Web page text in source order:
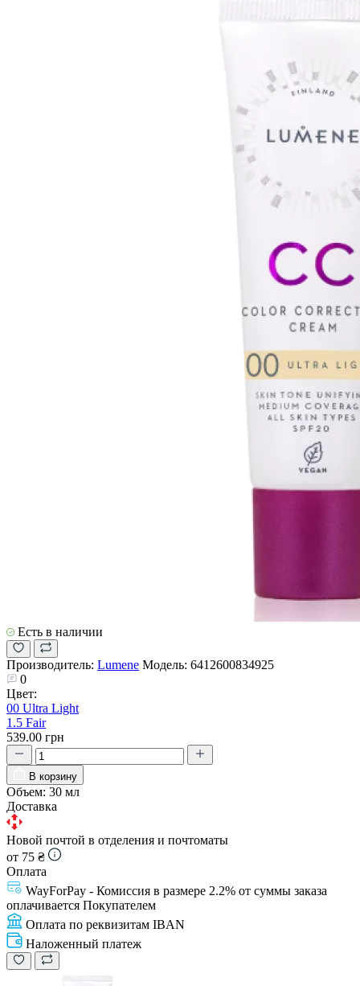
Есть в наличии
Производитель: Lumene Модель: 6412600834925
0
Цвет:
00 Ultra Light
1.5 Fair
539.00 грн
В корзину
Объем: 30 мл
Доставка
Новой почтой в отделения и почтоматы
от 75 ₴
Оплата
WayForPay - Комиссия в размере 2.2% от суммы заказа
оплачивается Покупателем
Оплата по реквизитам IBAN
Наложенный платеж